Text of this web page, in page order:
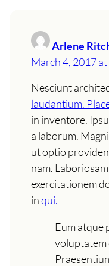
Arlene
March 4, 2017
Nesciunt
laudantium.
in inventore.
a laborum.
ut optio
nam.
exercitationem
inqui.
Eum atque
voluptatem